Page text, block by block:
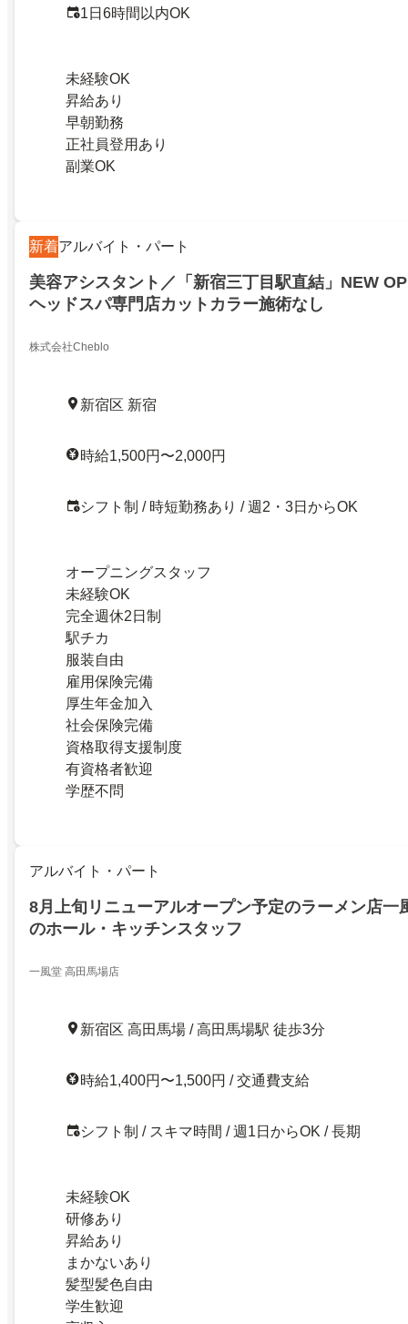
1日6時間以内OK
未経験OK
昇給あり
早朝勤務
正社員登用あり
副業OK
新着アルバイト・パート
美容アシスタント／「新宿三丁目駅直結」NEW
ヘッドスパ専門店カットカラー施術なし
株式会社Cheblo
新宿区 新宿
時給1,500円〜2,000円
シフト制 / 時短勤務あり / 週2・3日からOK
オープニングスタッフ
未経験OK
完全週休2日制
駅チカ
服装自由
雇用保険完備
厚生年金加入
社会保険完備
資格取得支援制度
有資格者歓迎
学歴不問
アルバイト・パート
8月上旬リニューアルオープン予定のラーメン店一
のホール・キッチンスタッフ
一風堂 高田馬場店
新宿区 高田馬場 / 高田馬場駅 徒歩3分
時給1,400円〜1,500円 / 交通費支給
シフト制 / スキマ時間 / 週1日からOK / 長期
未経験OK
研修あり
昇給あり
まかないあり
髪型髪色自由
学生歓迎